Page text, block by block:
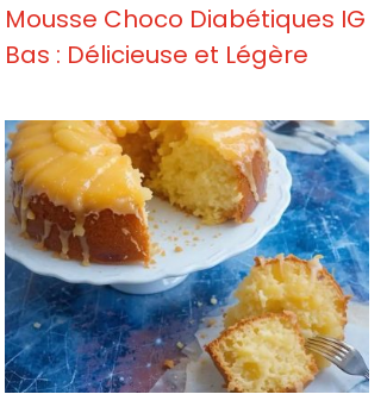
Mousse Choco Diabétiques IG
Bas : Délicieuse et Légère